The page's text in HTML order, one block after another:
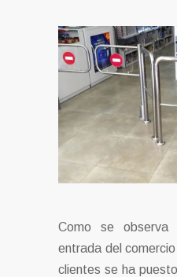
Como se
entrada del
clientes se ha